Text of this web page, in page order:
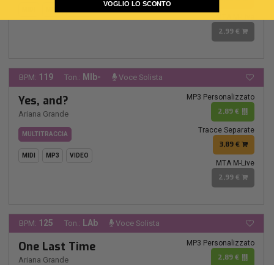
2,99 €
BPM: 119 Ton.: MIb- Voce Solista
Yes, and?
Ariana Grande
MULTITRACCIA
MIDI MP3 VIDEO
MP3 Personalizzato
2,89 €
Tracce Separate
3,89 €
MTA M-Live
2,99 €
BPM: 125 Ton.: LAb Voce Solista
One Last Time
Ariana Grande
MP3 Personalizzato
2,89 €
VOGLIO LO SCONTO